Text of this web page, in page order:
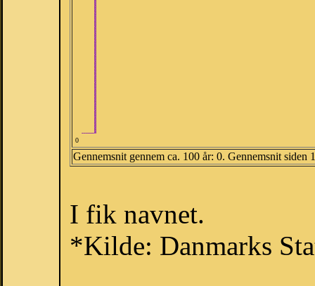
0
Gennemsnit gennem ca. 100 år: 0. Gennemsnit siden
I fik navnet.
*Kilde: Danmarks